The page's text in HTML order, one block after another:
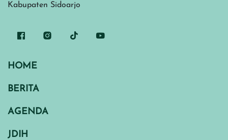
Kabupaten Sidoarjo
HOME
BERITA
AGENDA
JDIH